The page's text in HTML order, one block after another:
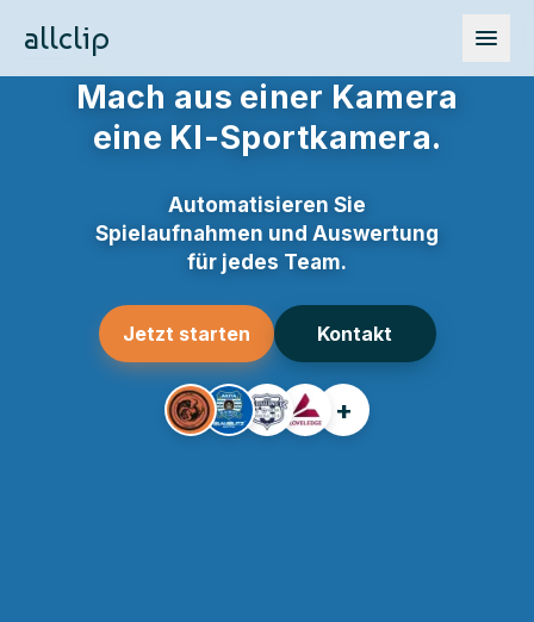
allclip
Mach aus einer Kamera
eine KI-Sportkamera.
Automatisieren Sie
Spielaufnahmen und Auswertung
für jedes Team.
Jetzt starten Kontakt
+